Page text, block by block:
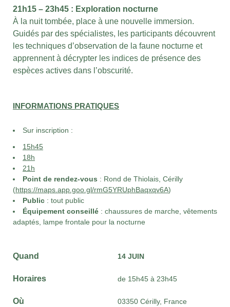
21h15 – 23h45 : Exploration nocturne
À la nuit tombée, place à une nouvelle immersion.
Guidés par des spécialistes, les participants découvrent
les techniques d’observation de la faune nocturne et
apprennent à décrypter les indices de présence des
espèces actives dans l’obscurité.
INFORMATIONS PRATIQUES
Sur inscription :
15h45
18h
21h
Point de rendez-vous : Rond de Thiolais, Cérilly
(https://maps.app.goo.gl/rmG5YRUphBaqxqv6A)
Public : tout public
Équipement conseillé : chaussures de marche, vêtements
adaptés, lampe frontale pour la nocturne
Quand 14 JUIN
Horaires de 15h45 à 23h45
Où 03350 Cérilly, France